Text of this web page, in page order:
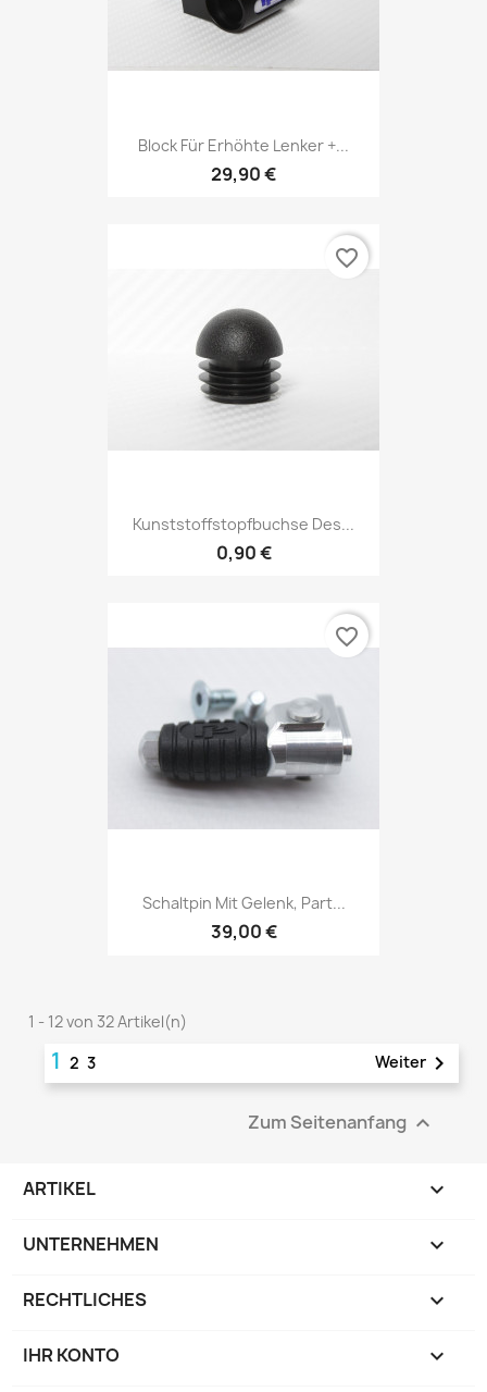
Block Für Erhöhte Lenker +...
29,90 €
Kunststoffstopfbuchse Des...
0,90 €
favorite_border
Schaltpin Mit Gelenk, Part...
39,00 €
favorite_border
1 - 12 von 32 Artikel(n)
123 Weiter
Zum Seitenanfang 
ARTIKEL 
UNTERNEHMEN 
RECHTLICHES 
IHR KONTO 